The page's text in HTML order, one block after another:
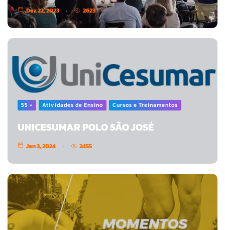
Dez 22, 2023 2623
55 + Atividades de Ensino Cursos e Treinamentos
UNICESUMAR POLO SÃO JOSÉ
Jan 3, 2024 2455